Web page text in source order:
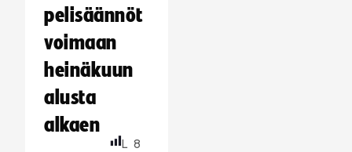
pelisäännöt
voimaan
heinäkuun
alusta
alkaen
L 8